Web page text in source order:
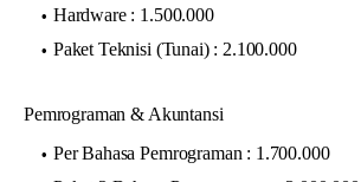
Hardware : 1.500.000
Paket Teknisi (Tunai) : 2.100.000
Pemrograman & Akuntansi
Per Bahasa Pemrograman : 1.700.000